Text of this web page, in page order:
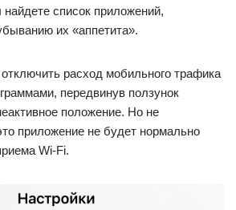
найдете список приложений,
их «аппетита».
расход мобильного трафика
передвинув ползунок
положение. Но не
приложение не будет нормально
Wi-Fi.